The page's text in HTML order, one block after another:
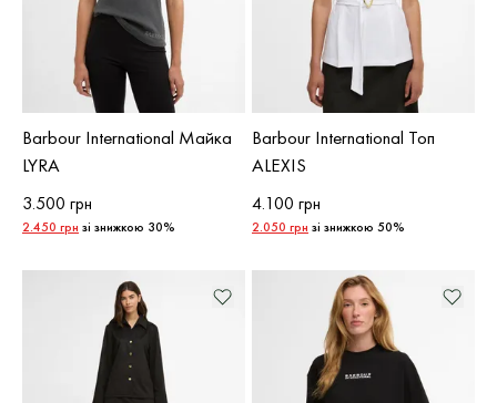
Barbour International Майка
LYRA
3.500 грн
2.450 грн зі знижкою 30%
Barbour International Топ
ALEXIS
4.100 грн
2.050 грн зі знижкою 50%